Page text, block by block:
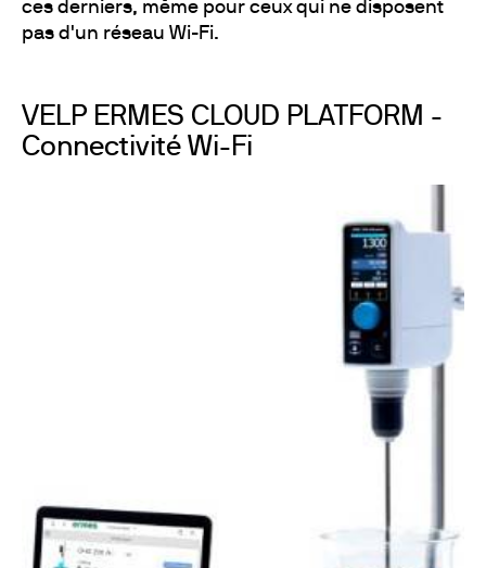
ces derniers, même pour ceux qui ne disposent
pas d'un réseau Wi-Fi.
VELP ERMES CLOUD PLATFORM -
Connectivité Wi-Fi